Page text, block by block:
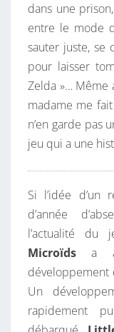
dans une
entre le mode
sauter juste, se
pour laisser
Zelda »… Même
madame me
n’en garde pas
jeu qui a une
Si l’idée d’un
d’année
l’actualité du
Microïds a
développement
Un
rapidement